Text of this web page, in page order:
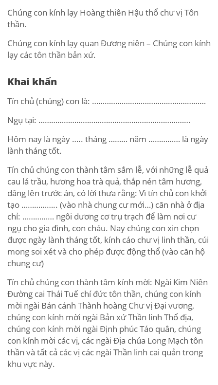
Chúng con kính lạy Hoàng thiên Hậu thổ chư vị Tôn
thần.
Chúng con kính lạy quan Đương niên – Chúng con kính
lạy các tôn thần bản xứ.
Khai khẩn
Tín chủ (chúng) con là: ………………………………………………
Ngụ tại: ………………………………………………………………
Hôm nay là ngày ….. tháng ……… năm …………… là ngày
lành tháng tốt.
Tín chủ chúng con thành tâm sắm lễ, với những lễ quả
cau lá trầu, hương hoa trà quả, thắp nén tâm hương,
dâng lên trước án, có lời thưa rằng: Vì tín chủ con khởi
tạo …………….. (vào nhà chung cư mới…) căn nhà ở địa
chỉ: …………… ngôi dương cơ trụ trạch để làm nơi cư
ngụ cho gia đình, con cháu. Nay chúng con xin chọn
được ngày lành tháng tốt, kính cáo chư vị linh thần, cúi
mong soi xét và cho phép được động thổ (vào căn hộ
chung cư)
Tín chủ chúng con thành tâm kính mời: Ngài Kim Niên
Đường cai Thái Tuế chí đức tôn thần, chúng con kính
mời ngài Bản cảnh Thành hoàng Chư vị Đại vương,
chúng con kính mời ngài Bản xứ Thần linh Thổ địa,
chúng con kính mời ngài Định phúc Táo quân, chúng
con kính mời các vị, các ngài Địa chúa Long Mạch tôn
thần và tất cả các vị các ngài Thần linh cai quản trong
khu vực này.